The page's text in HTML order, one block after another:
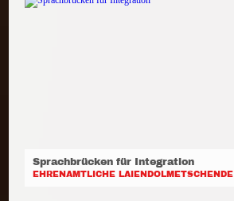
Sprachbrücken für Integration
EHRENAMTLICHE LAIENDOLMETSCHENDE